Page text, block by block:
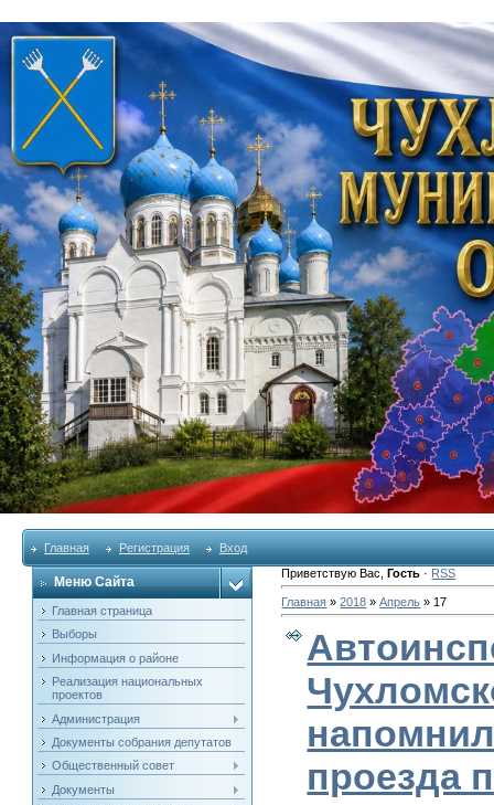
Главная Регистрация Вход
Меню Сайта
Главная страница
Выборы
Информация о районе
Реализация национальных
проектов
Администрация
Документы собрания депутатов
Общественный совет
Документы
Приветствую Вас ,Гость · RSS
Главная »2018 » Апрель » 17
проезда